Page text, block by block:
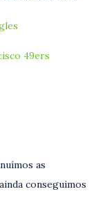
49ers
as
conseguimos